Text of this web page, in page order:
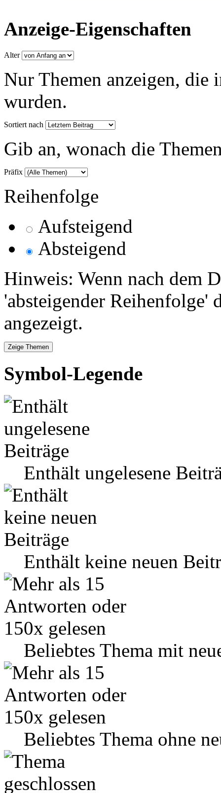
Anzeige-Eigenschaften
Alter
Nur Themen anzeigen, die
wurden.
Sortiert nach
Gib an, wonach die
Präfix
Reihenfolge
Aufsteigend
Absteigend
Hinweis: Wenn nach dem
'absteigender Reihenfolge'
angezeigt.
Symbol-Legende
Enthält ungelesene
Enthält keine neuen
Beliebtes Thema mit
Beliebtes Thema ohne